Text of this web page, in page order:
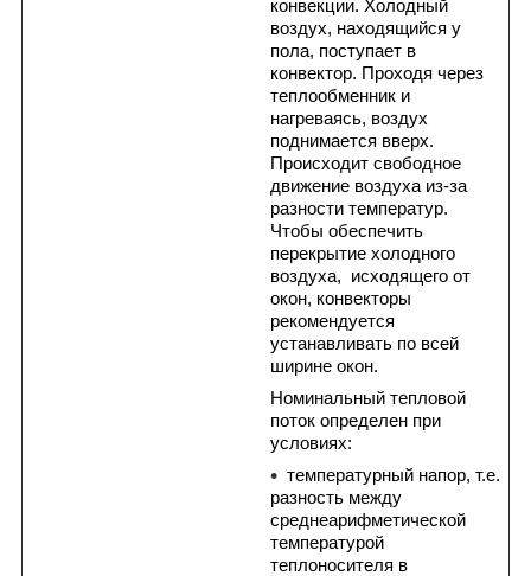
конвекции. Холодный
воздух, находящийся у
пола, поступает в
конвектор. Проходя через
теплообменник и
нагреваясь, воздух
поднимается вверх.
Происходит свободное
движение воздуха из-за
разности температур.
Чтобы обеспечить
перекрытие холодного
воздуха, исходящего от
окон, конвекторы
рекомендуется
устанавливать по всей
ширине окон.
Номинальный тепловой
поток определен при
условиях:
температурный напор, т.е.
разность между
среднеарифметической
температурой
теплоносителя в